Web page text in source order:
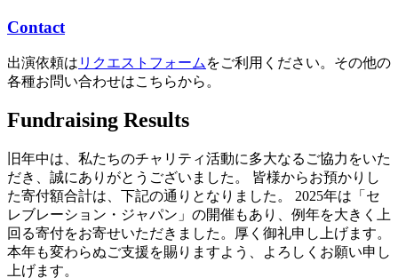
Contact
出演依頼は リクエストフォーム をご利用ください。その他の
各種お問い合わせはこちらから。
Fundraising Results
旧年中は、私たちのチャリティ活動に多大なるご協力をいた
だき、誠にありがとうございました。 皆様からお預かりし
た寄付額合計は、下記の通りとなりました。 2025年は「セ
レブレーション・ジャパン」の開催もあり、例年を大きく上
回る寄付をお寄せいただきました。厚く御礼申し上げます。
本年も変わらぬご支援を賜りますよう、よろしくお願い申し
上げます。